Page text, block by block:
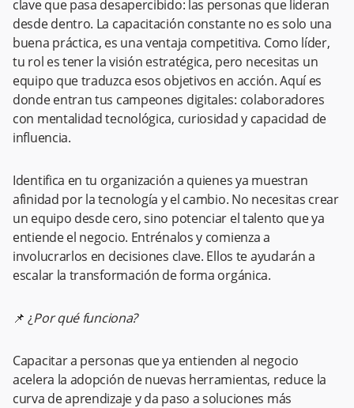
clave que pasa desapercibido: las personas que lideran
desde dentro. La capacitación constante no es solo una
buena práctica, es una ventaja competitiva. Como líder,
tu rol es tener la visión estratégica, pero necesitas un
equipo que traduzca esos objetivos en acción. Aquí es
donde entran tus campeones digitales: colaboradores
con mentalidad tecnológica, curiosidad y capacidad de
influencia.
Identifica en tu organización a quienes ya muestran
afinidad por la tecnología y el cambio. No necesitas crear
un equipo desde cero, sino potenciar el talento que ya
entiende el negocio. Entrénalos y comienza a
involucrarlos en decisiones clave. Ellos te ayudarán a
escalar la transformación de forma orgánica.
📌 ¿Por qué funciona?
Capacitar a personas que ya entienden al negocio
acelera la adopción de nuevas herramientas, reduce la
curva de aprendizaje y da paso a soluciones más